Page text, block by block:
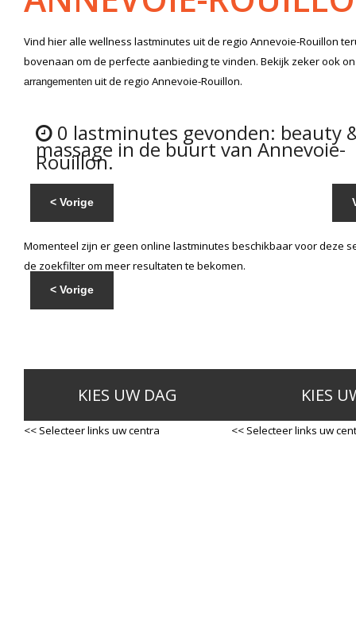
Vind hier alle wellness lastminutes uit de regio Annevoie-Rouillon
bovenaan om de perfecte aanbieding te vinden. Bekijk zeker ook
arrangementen uit de regio Annevoie-Rouillon.
0 lastminutes gevonden: beauty
massage in de buurt van Annevoie-
Rouillon.
< Vorige
Momenteel zijn er geen online lastminutes beschikbaar voor deze
de zoekfilter om meer resultaten te bekomen.
< Vorige
KIES UW DAG
<< Selecteer links uw centra
KIES
<< Selecteer links uw